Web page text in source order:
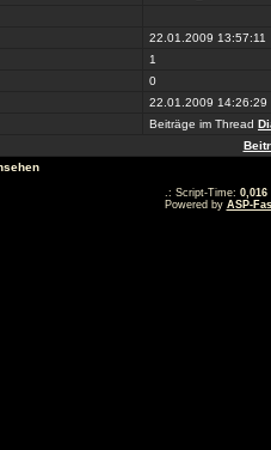
22.01.2009 13:57:11
1
0
22.01.2009 14:26:29
Beiträge im Thread
.: Script-Time: 0,016
Powered by ASP-